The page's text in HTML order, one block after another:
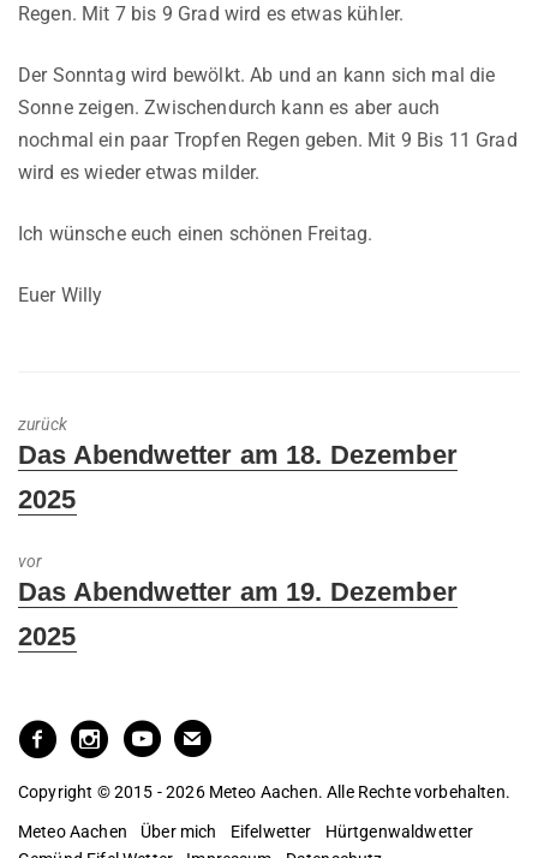
Regen. Mit 7 bis 9 Grad wird es etwas kühler.
Der Sonntag wird bewölkt. Ab und an kann sich mal die
Sonne zeigen. Zwischendurch kann es aber auch
nochmal ein paar Tropfen Regen geben. Mit 9 Bis 11 Grad
wird es wieder etwas milder.
Ich wünsche euch einen schönen Freitag.
Euer Willy
zurück
Previous
Das Abendwetter am 18. Dezember
2025
vor
Next
Das Abendwetter am 19. Dezember
2025
Copyright © 2015 - 2026 Meteo Aachen. Alle Rechte vorbehalten.
Meteo Aachen Über mich Eifelwetter
Hürtgenwaldwetter